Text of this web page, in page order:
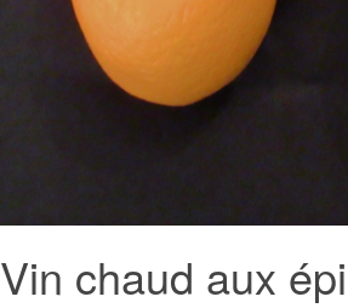
Vin chaud aux